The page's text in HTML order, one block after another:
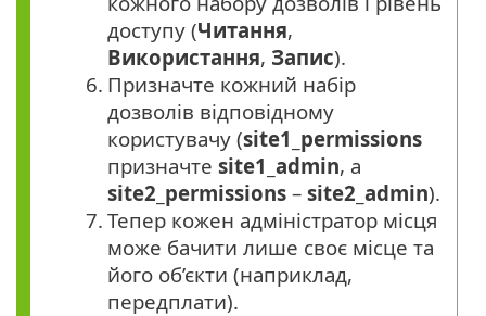
доступу (Читання,
Використання, Запис).
6. Призначте кожний набір
дозволів відповідному
користувачу (site1_permissions
призначте site1_admin, а
site2_permissions – site2_admin).
7. Тепер кожен адміністратор місця
може бачити лише своє місце та
його об’єкти (наприклад,
передплати).